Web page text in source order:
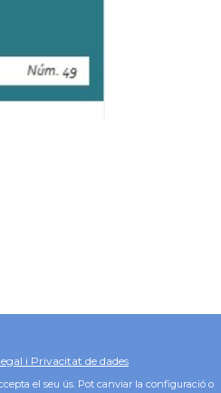
i Privacitat de dades
Política de Cookies
el seu ús. Pot canviar la configuració o